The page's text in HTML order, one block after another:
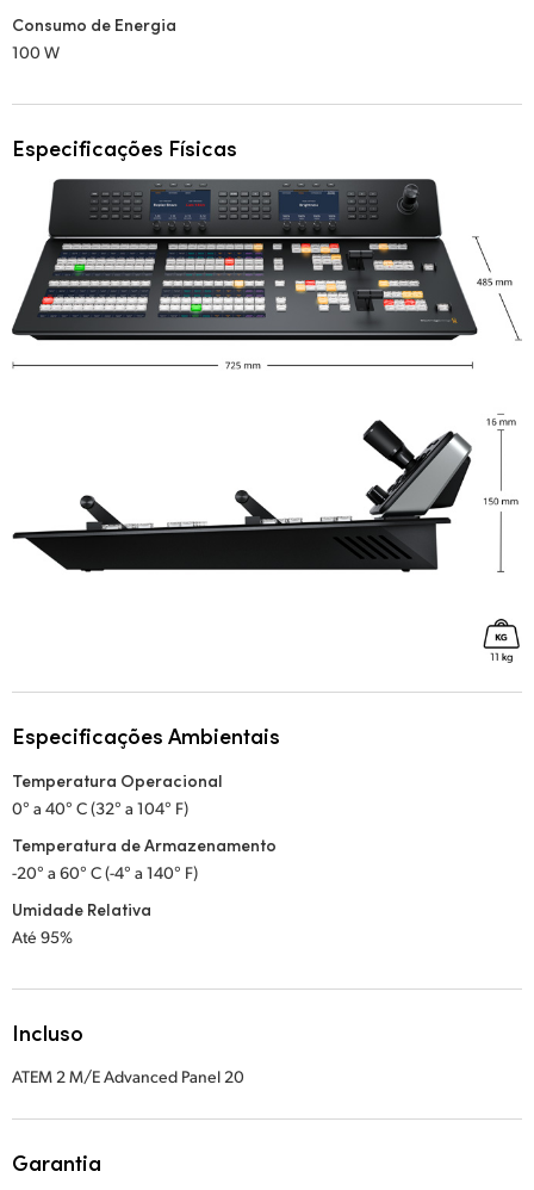
Consumo de Energia
100 W
Especificações Físicas
Especificações Ambientais
Temperatura Operacional
0° a 40° C (32° a 104° F)
Temperatura de Armazenamento
-20° a 60° C (-4° a 140° F)
Umidade Relativa
Até 95%
Incluso
ATEM 2 M/E Advanced Panel 20
Garantia